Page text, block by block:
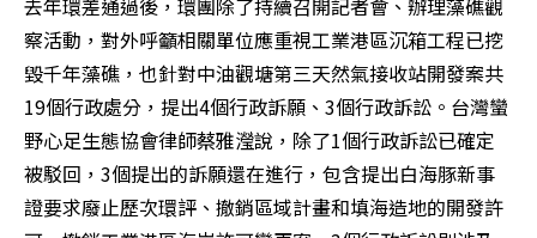
去年環差通過後，環團除了持續召開記者會、辦理藻礁觀
察活動，對外呼籲相關單位應重視工業港區沉箱工程已挖
毀千年藻礁，也針對中油觀塘第三天然氣接收站開發案共
19個行政處分，提出4個行政訴願、3個行政訴訟。台灣蠻
野心足生態協會律師蔡雅瀅說，除了1個行政訴訟已確定
被駁回，3個提出的訴願還在進行，包含提出白海豚新事
證要求廢止歷次環評、撤銷區域計畫和填海造地的開發許